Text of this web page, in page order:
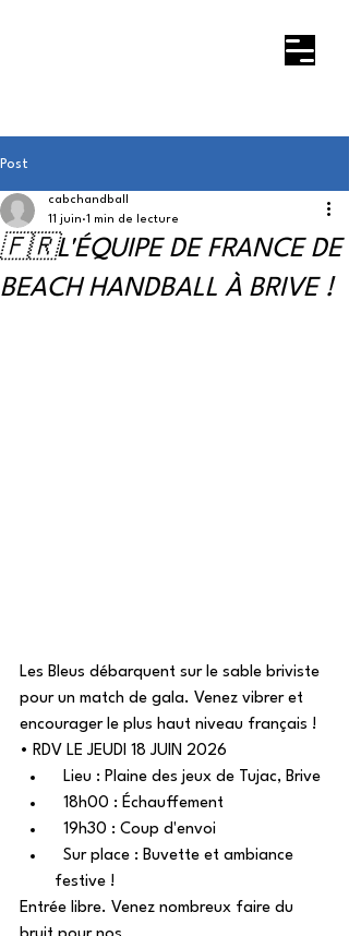
Post
🇫🇷L'ÉQUIPE DE FRANCE DE
BEACH HANDBALL À BRIVE !
cabchandball
11 juin 1 min de lecture
Les Bleus débarquent sur le sable briviste
pour un match de gala. Venez vibrer et
encourager le plus haut niveau français !
• RDV LE JEUDI 18 JUIN 2026
Lieu : Plaine des jeux de Tujac, Brive
18h00 : Échauffement
19h30 : Coup d'envoi
Sur place : Buvette et ambiance
festive !
Entrée libre. Venez nombreux faire du